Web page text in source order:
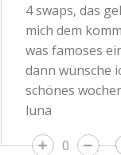
4 swaps, das
mich dem
was famoses
dann wünsche
schönes
luna
0